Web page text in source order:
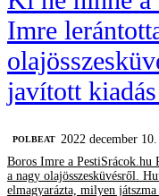
Imre
javított
‎POLBEAT
2022 december 10.
Boros Imre a PestiSrácok.hu
a nagy olajösszesküvésről.
elmagyarázta, milyen